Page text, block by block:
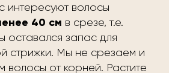
интересуют волосы
40 см в срезе, т.е.
оставался запас для
стрижки. Мы не срезаем и
волосы от корней. Растите